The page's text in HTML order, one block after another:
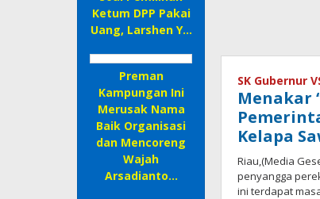
Ketum DPP Pakai
Uang, Larshen Y…
Preman
Kampungan Ini
Merusak Nama
Baik Organisasi
dan Mencoreng
Wajah
Arsadianto…
SK Gubernur
Menakar
Kelapa
Riau,(Media
penyangga
ini terdapat